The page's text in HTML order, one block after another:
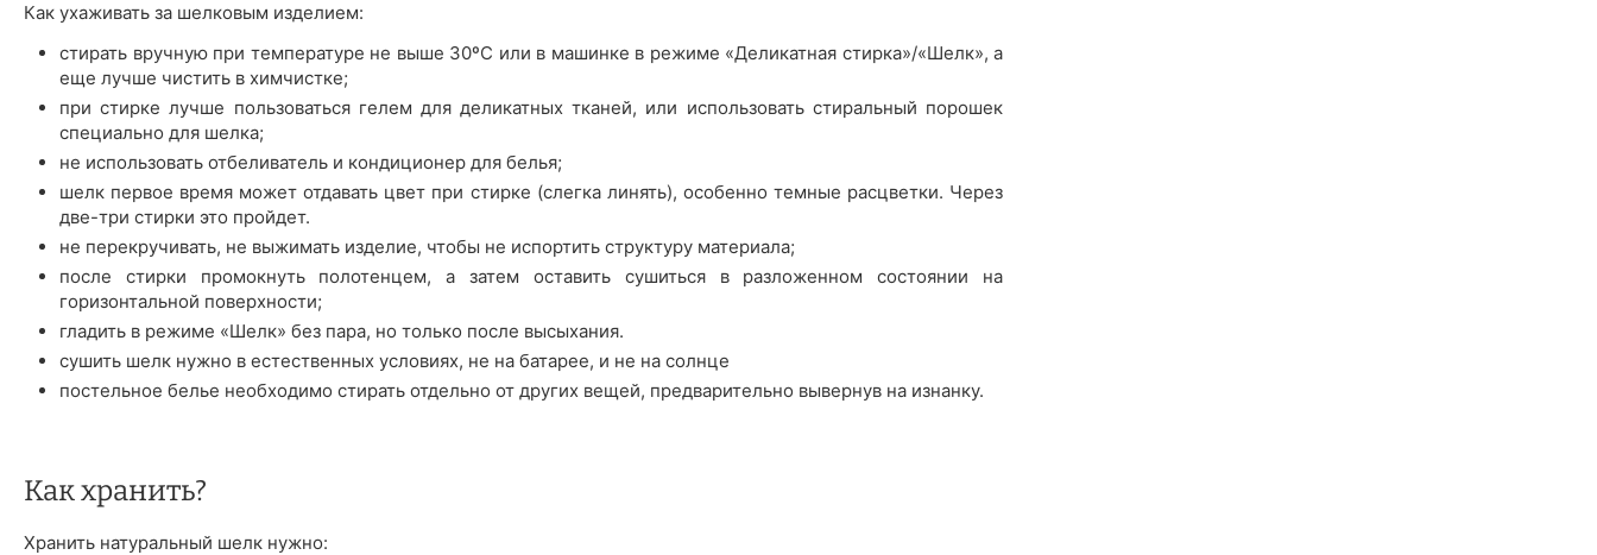
Как ухаживать за шелковым изделием:
стирать вручную при температуре не выше 30ºС или в машинке в режиме «Деликатная стирка»/«Шелк», а
еще лучше чистить в химчистке;
при стирке лучше пользоваться гелем для деликатных тканей, или использовать стиральный порошек
специально для шелка;
не использовать отбеливатель и кондиционер для белья;
шелк первое время может отдавать цвет при стирке (слегка линять), особенно темные расцветки. Через
две-три стирки это пройдет.
не перекручивать, не выжимать изделие, чтобы не испортить структуру материала;
после стирки промокнуть полотенцем, а затем оставить сушиться в разложенном состоянии на
горизонтальной поверхности;
гладить в режиме «Шелк» без пара, но только после высыхания.
сушить шелк нужно в естественных условиях, не на батарее, и не на солнце
постельное белье необходимо стирать отдельно от других вещей, предварительно вывернув на изнанку.
Как хранить?
Хранить натуральный шелк нужно: